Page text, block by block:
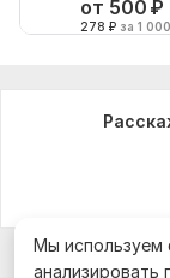
от 500 ₽
278 ₽ за 1
Мы используем
анализировать